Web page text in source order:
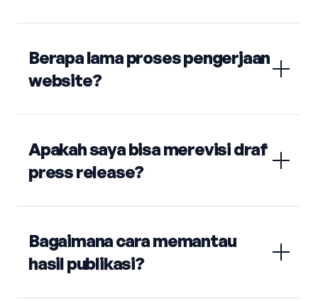
Berapa lama proses pengerjaan
website?
Apakah saya bisa merevisi draf
press release?
Bagaimana cara memantau
hasil publikasi?